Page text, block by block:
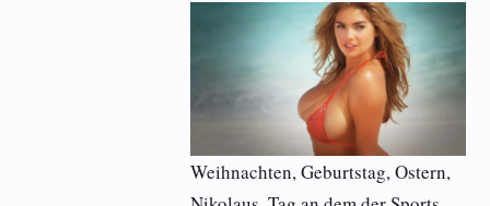
Weihnachten, Geburtstag, Ostern,